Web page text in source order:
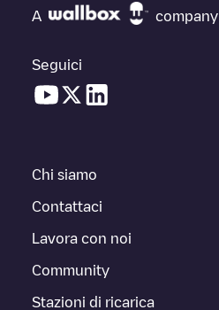
A company
Seguici
Chi siamo
Contattaci
Lavora con noi
Community
Stazioni di ricarica